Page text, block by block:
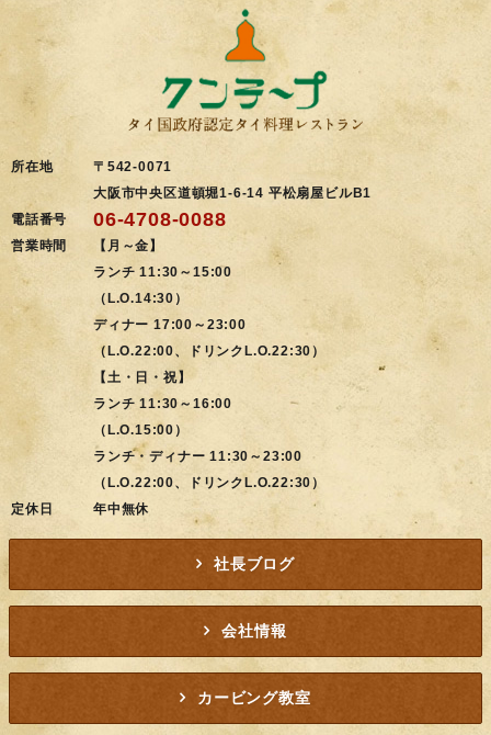
所在地
〒542-0071
大阪市中央区道頓堀1-6-14 平松扇屋ビルB1
電話番号
06-4708-0088
営業時間
【月～金】
ランチ 11:30～15:00
（L.O.14:30）
ディナー 17:00～23:00
（L.O.22:00、ドリンクL.O.22:30）
【土・日・祝】
ランチ 11:30～16:00
（L.O.15:00）
ランチ・ディナー 11:30～23:00
（L.O.22:00、ドリンクL.O.22:30）
定休日
年中無休
社長ブログ
会社情報
カービング教室